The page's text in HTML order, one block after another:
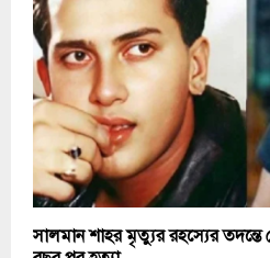
সালমান শাহর মৃত্যুর রহস্যের তদন্তে